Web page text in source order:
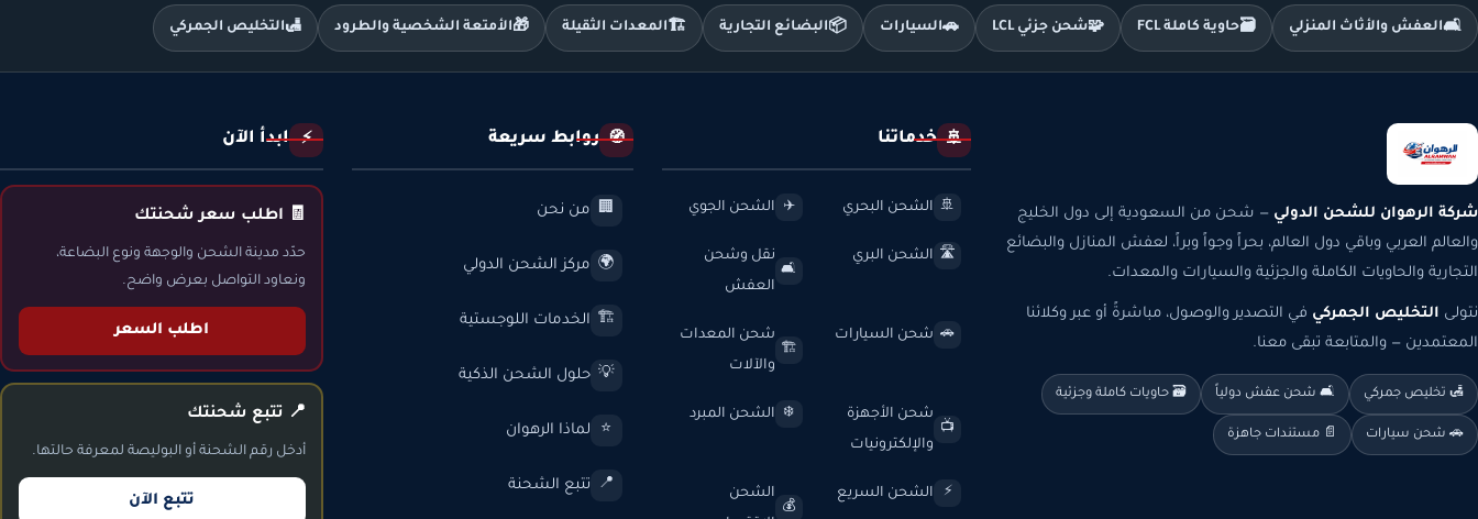
🛋️العفش والأثاث المنزلي 🗃️حاوية كاملة FCL 🧩شحن جزئي LCL 🚗السيارات 📦البضائع التجارية 🏗️المعدات الثقيلة 🎁الأمتعة الشخصية والطرود 🛃التخليص الجمركي
شركة الرهوان للشحن الدولي — شحن من السعودية إلى دول الخليج
والعالم العربي وباقي دول العالم، بحراً وجواً وبراً، لعفش المنازل والبضائع
التجارية والحاويات الكاملة والجزئية والسيارات والمعدات.
نتولى التخليص الجمركي في التصدير والوصول، مباشرةً أو عبر وكلائنا
المعتمدين — والمتابعة تبقى معنا.
🛃 تخليص جمركي 🛋️ شحن عفش دولياً 🗃️ حاويات كاملة وجزئية
🚗 شحن سيارات 📄 مستندات جاهزة
🚢 خدماتنا
🚢 الشحن البحري ✈️ الشحن الجوي
🛣️ الشحن البري
🛋️
نقل وشحن
العفش
🚗 شحن السيارات
🏗️
شحن المعدات
والآلات
📺
شحن الأجهزة
والإلكترونيات
❄️ الشحن المبرد
⚡ الشحن السريع
💰
الشحن
🧭 روابط سريعة
🏢 من نحن
🌍 مركز الشحن الدولي
🏗️ الخدمات اللوجستية
💡 حلول الشحن الذكية
⭐ لماذا الرهوان
📍 تتبع الشحنة
⚡ ابدأ الآن
🧾 اطلب سعر شحنتك
حدّد مدينة الشحن والوجهة ونوع البضاعة،
ونعاود التواصل بعرض واضح.
اطلب السعر
📍 تتبع شحنتك
أدخل رقم الشحنة أو البوليصة لمعرفة حالتها.
تتبع الآن